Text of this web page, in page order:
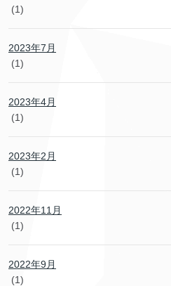
(1)
2023年7月
(1)
2023年4月
(1)
2023年2月
(1)
2022年11月
(1)
2022年9月
(1)